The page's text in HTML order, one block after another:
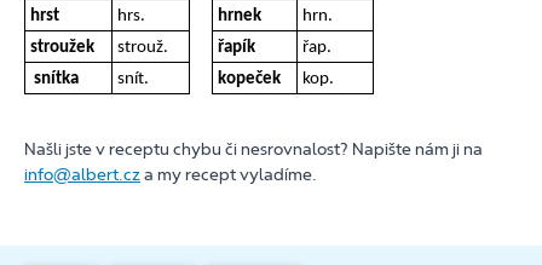
hrst
hrs. hrnek
hrn.
stroužek
strouž. řapík
řap.
snítka
snít. kopeček kop.
Našli jste v receptu chybu či nesrovnalost? Napište nám ji na
info@albert.cza my recept vyladíme.